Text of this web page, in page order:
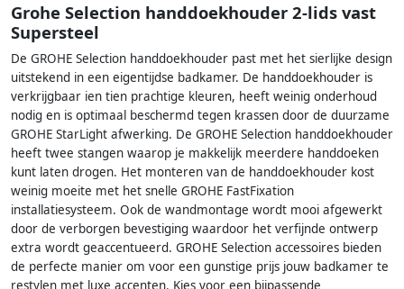
Grohe Selection handdoekhouder 2-lids vast
Supersteel
De GROHE Selection handdoekhouder past met het sierlijke design
uitstekend in een eigentijdse badkamer. De handdoekhouder is
verkrijgbaar ien tien prachtige kleuren, heeft weinig onderhoud
nodig en is optimaal beschermd tegen krassen door de duurzame
GROHE StarLight afwerking. De GROHE Selection handdoekhouder
heeft twee stangen waarop je makkelijk meerdere handdoeken
kunt laten drogen. Het monteren van de handdoekhouder kost
weinig moeite met het snelle GROHE FastFixation
installatiesysteem. Ook de wandmontage wordt mooi afgewerkt
door de verborgen bevestiging waardoor het verfijnde ontwerp
extra wordt geaccentueerd. GROHE Selection accessoires bieden
de perfecte manier om voor een gunstige prijs jouw badkamer te